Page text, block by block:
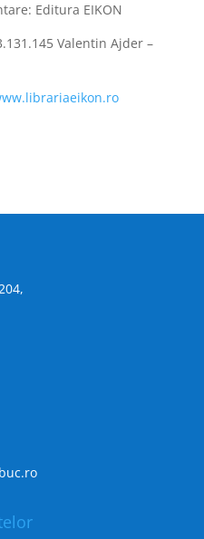
Editura EIKON
Valentin Ajder –